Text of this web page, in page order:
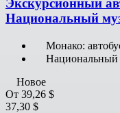
Экскурсионный
Национальный
Монако:
Национальный
Новое
От 39,26 $
37,30 $